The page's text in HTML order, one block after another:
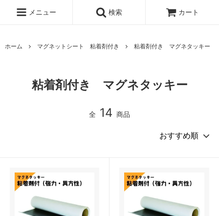
メニュー 検索 カート
ホーム マグネットシート 粘着剤付き 粘着剤付き マグネタッキー
粘着剤付き マグネタッキー
全 14 商品